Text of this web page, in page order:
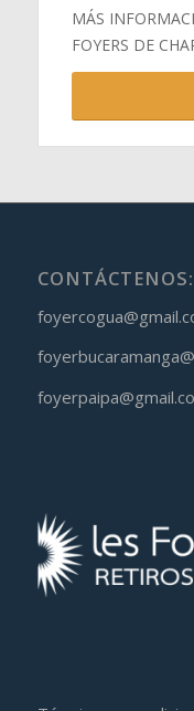
MÁS
FOYERS DE
CONTÁCTENOS: